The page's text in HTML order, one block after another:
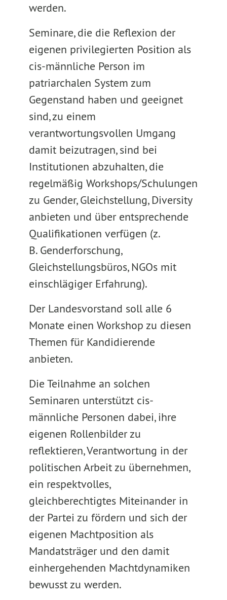
werden.
Seminare, die die Reflexion der
eigenen privilegierten Position als
cis-männliche Person im
patriarchalen System zum
Gegenstand haben und geeignet
sind, zu einem
verantwortungsvollen Umgang
damit beizutragen, sind bei
Institutionen abzuhalten, die
regelmäßig Workshops/Schulungen
zu Gender, Gleichstellung, Diversity
anbieten und über entsprechende
Qualifikationen verfügen (z.
B. Genderforschung,
Gleichstellungsbüros, NGOs mit
einschlägiger Erfahrung).
Der Landesvorstand soll alle 6
Monate einen Workshop zu diesen
Themen für Kandidierende
anbieten.
Die Teilnahme an solchen
Seminaren unterstützt cis-
männliche Personen dabei, ihre
eigenen Rollenbilder zu
reflektieren, Verantwortung in der
politischen Arbeit zu übernehmen,
ein respektvolles,
gleichberechtigtes Miteinander in
der Partei zu fördern und sich der
eigenen Machtposition als
Mandatsträger und den damit
einhergehenden Machtdynamiken
bewusst zu werden.